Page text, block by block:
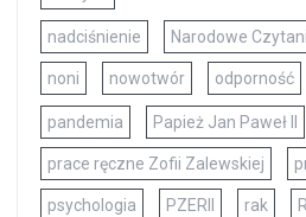
nadciśnienie Narodowe
noni nowotwór odporność
pandemia Papież Jan Paweł II
prace ręczne Zofii Zalewskiej
psychologia PZERII rak